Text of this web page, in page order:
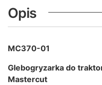
Opis
MC370-01
Glebogryzarka do
Mastercut